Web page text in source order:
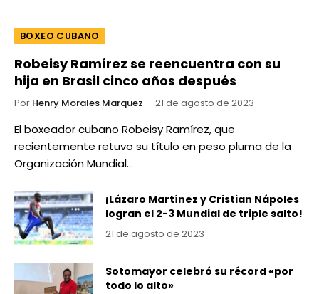
BOXEO CUBANO
Robeisy Ramírez se reencuentra con su
hija en Brasil cinco años después
Por Henry Morales Marquez 21 de agosto de 2023
El boxeador cubano Robeisy Ramírez, que
recientemente retuvo su título en peso pluma de la
Organización Mundial…
¡Lázaro Martínez y Cristian Nápoles
logran el 2-3 Mundial de triple salto!
21 de agosto de 2023
Sotomayor celebró su récord «por
todo lo alto»